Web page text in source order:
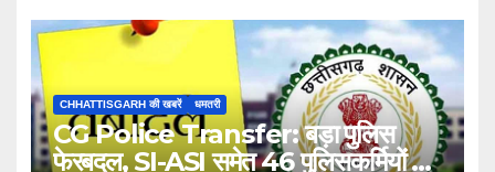
CHHATTISGARH की खबरें धमतरी
CG Police Transfer: बड़ा पुलिस
फेरबदल, SI-ASI समेत 46 पुलिसकर्मियों का